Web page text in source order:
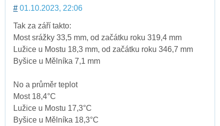
# 01.10.2023, 22:06
Tak za září takto:
Most srážky 33,5 mm, od začátku roku 319,4 mm
Lužice u Mostu 18,3 mm, od začátku roku 346,7 mm
Byšice u Mělníka 7,1 mm
No a průměr teplot
Most 18,4°C
Lužice u Mostu 17,3°C
Byšice u Mělníka 18,3°C